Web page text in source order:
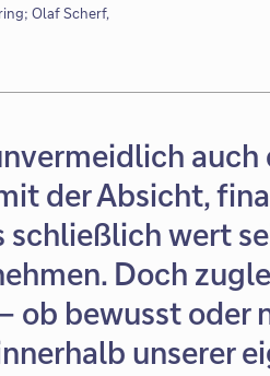
Olaf Scherf,
auch
der Absicht,
schließlich wert
Doch
ob bewusst oder
unserer